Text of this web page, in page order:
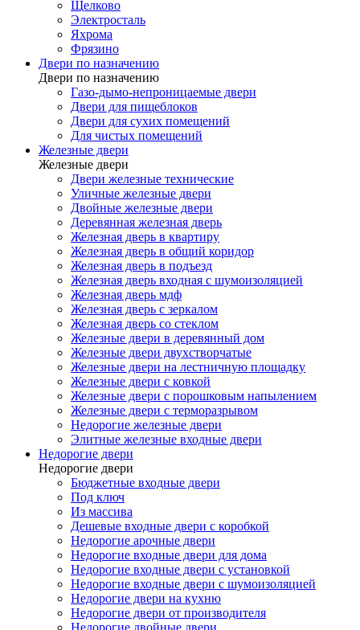
Щелково
Электросталь
Яхрома
Фрязино
Двери по назначению
Двери по назначению
Газо-дымо-непроницаемые двери
Двери для пищеблоков
Двери для сухих помещений
Для чистых помещений
Железные двери
Железные двери
Двери железные технические
Уличные железные двери
Двойные железные двери
Деревянная железная дверь
Железная дверь в квартиру
Железная дверь в общий коридор
Железная дверь в подъезд
Железная дверь входная с шумоизоляцией
Железная дверь мдф
Железная дверь с зеркалом
Железная дверь со стеклом
Железные двери в деревянный дом
Железные двери двухстворчатые
Железные двери на лестничную площадку
Железные двери с ковкой
Железные двери с порошковым напылением
Железные двери с терморазрывом
Недорогие железные двери
Элитные железные входные двери
Недорогие двери
Недорогие двери
Бюджетные входные двери
Под ключ
Из массива
Дешевые входные двери с коробкой
Недорогие арочные двери
Недорогие входные двери для дома
Недорогие входные двери с установкой
Недорогие входные двери с шумоизоляцией
Недорогие двери на кухню
Недорогие двери от производителя